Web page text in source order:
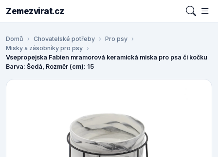
Zemezvirat.cz
Domů Chovatelské potřeby
Pro psy
Misky a zásobníky pro psy
Vsepropejska Fabien mramorová keramická miska pro psa či kočku
Barva: Šedá, Rozměr (cm): 15